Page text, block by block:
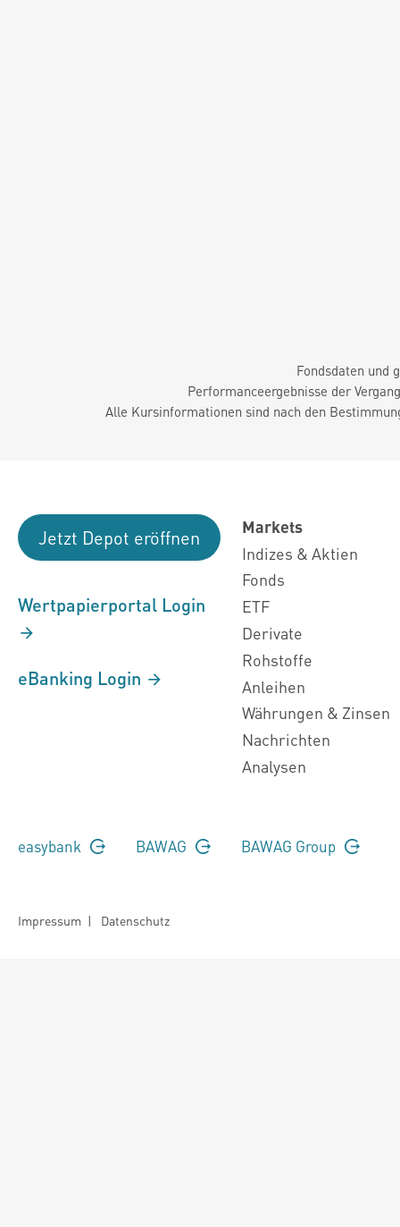
Fondsdaten und
Performanceergebnisse der
Alle Kursinformationen sind nach den
Jetzt Depot eröffnen
Wertpapierportal Login
eBanking Login
Markets
Indizes & Aktien
Fonds
ETF
Derivate
Rohstoffe
Anleihen
Währungen & Zinsen
Nachrichten
Analysen
easybank BAWAG BAWAG Group
Impressum | Datenschutz